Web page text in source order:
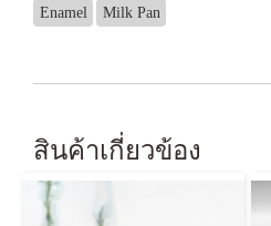
Enamel Milk Pan
สินค้าเกี่ยวข้อง